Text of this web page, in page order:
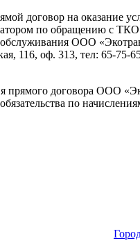
договор на оказание
по обращению с
обслуживания ООО
116, оф. 313, тел: 65-75-
прямого договора ООО
по